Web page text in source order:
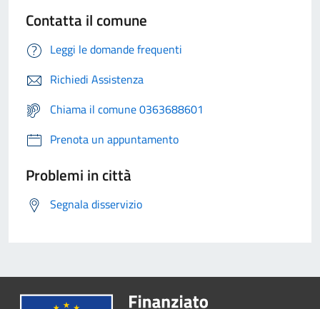
Contatta il comune
Leggi le domande frequenti
Richiedi Assistenza
Chiama il comune 0363688601
Prenota un appuntamento
Problemi in città
Segnala disservizio